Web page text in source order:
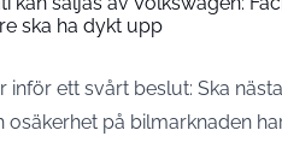
ska ha dykt upp
inför ett svårt beslut: Ska
osäkerhet på bilmarknaden